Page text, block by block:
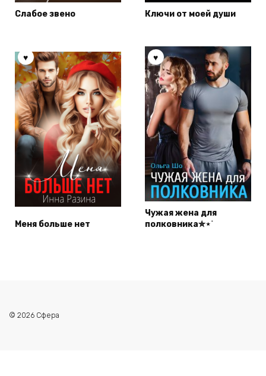
Слабое звено Ключи от моей души
Меня больше нет
Чужая жена для
полковника✮⋆˙
© 2026 Сфера